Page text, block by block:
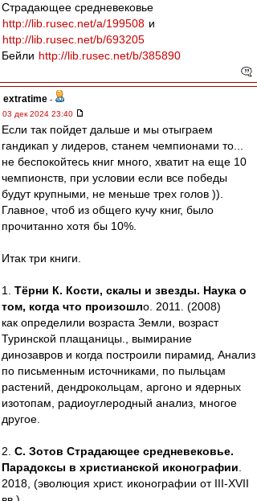
Страдающее средневековье
http://lib.rusec.net/a/199508 и
http://lib.rusec.net/b/693205
Бейли http://lib.rusec.net/b/385890
extratime -
03 дек 2024 23:40
Если так пойдет дальше и мы отыграем
гандикап у лидеров, станем чемпионами то...
не беспокойтесь книг много, хватит на еще 10
чемпионств, при условии если все победы
будут крупными, не меньше трех голов )).
Главное, чтоб из общего кучу книг, было
прочитанно хотя бы 10%.
Итак три книги.
1. Тёрни К. Кости, скалы и звезды. Наука о
том, когда что произошло. 2011. (2008)
как определили возраста Земли, возраст
Туринской плащаницы., вымирание
динозавров и когда построили пирамид, Анализ
по письменным источниками, по пыльцам
растений, дендрокольцам, аргоно и ядерных
изотопам, радиоуглеродный анализ, многое
другое.
2. С. Зотов Страдающее средневековье.
Парадоксы в христианской иконографии
2018, (эволюция христ. иконографии от III-XVII